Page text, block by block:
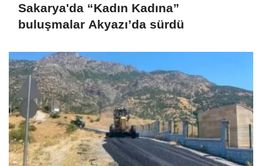
Sakarya'da “Kadın Kadına”
buluşmalar Akyazı’da sürdü